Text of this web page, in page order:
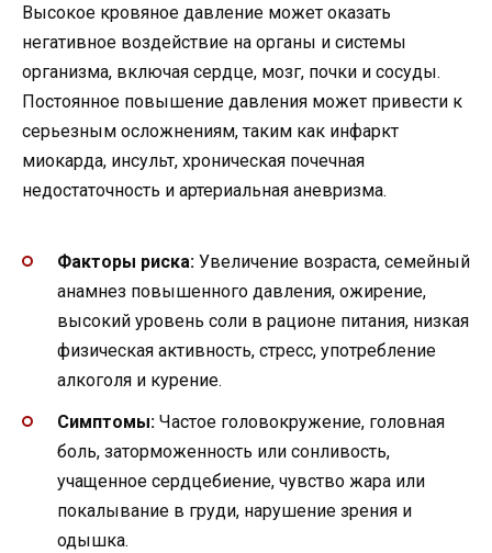
Высокое кровяное давление может оказать
негативное воздействие на органы и системы
организма, включая сердце, мозг, почки и сосуды.
Постоянное повышение давления может привести к
серьезным осложнениям, таким как инфаркт
миокарда, инсульт, хроническая почечная
недостаточность и артериальная аневризма.
Факторы риска: Увеличение возраста, семейный
анамнез повышенного давления, ожирение,
высокий уровень соли в рационе питания, низкая
физическая активность, стресс, употребление
алкоголя и курение.
Симптомы: Частое головокружение, головная
боль, заторможенность или сонливость,
учащенное сердцебиение, чувство жара или
покалывание в груди, нарушение зрения и
одышка.